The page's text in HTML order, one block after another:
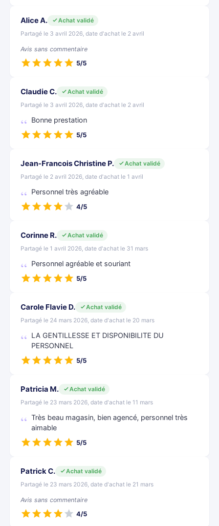
Alice A.
Achat validé
Partagé le 3 avril 2026, date d'achat le 2 avril
Avis sans commentaire
5/5
Claudie C.
Achat validé
Partagé le 3 avril 2026, date d'achat le 2 avril
Bonne prestation
5/5
Jean-Francois Christine P.
Achat validé
Partagé le 2 avril 2026, date d'achat le 1 avril
Personnel très agréable
4/5
Corinne R.
Achat validé
Partagé le 1 avril 2026, date d'achat le 31 mars
Personnel agréable et souriant
5/5
Carole Flavie D.
Achat validé
Partagé le 24 mars 2026, date d'achat le 20 mars
LA GENTILLESSE ET DISPONIBILITE DU
PERSONNEL
5/5
Patricia M.
Achat validé
Partagé le 23 mars 2026, date d'achat le 11 mars
Très beau magasin, bien agencé, personnel très
aimable
5/5
Patrick C.
Achat validé
Partagé le 23 mars 2026, date d'achat le 21 mars
Avis sans commentaire
4/5